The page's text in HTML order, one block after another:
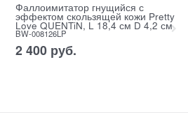
Фаллоимитатор гнущийся с
эффектом скользящей кожи Pretty
Love QUENTiN, L 18,4 см D 4,2 см
BW-008126LP
2 400 руб.